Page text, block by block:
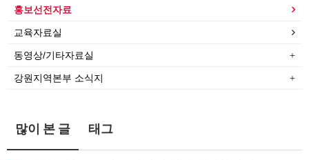
홍보선전자료
교육자료실
동영상/기타자료실
강원지역본부 소식지
많이 본 글 태그